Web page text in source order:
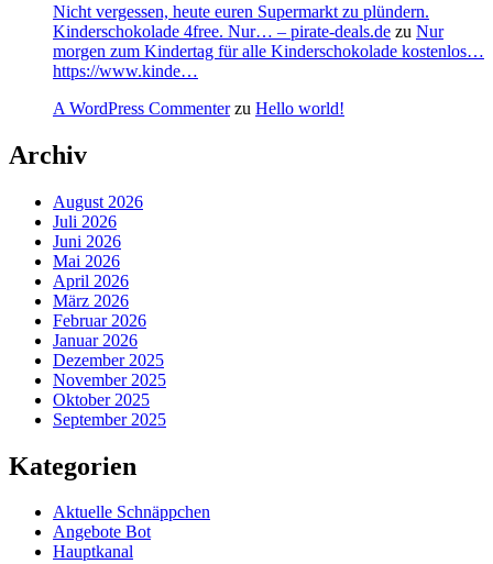
Nicht vergessen, heute euren Supermarkt zu plündern.
Kinderschokolade 4free. Nur… – pirate-deals.de zu Nur
morgen zum Kindertag für alle Kinderschokolade kostenlos…
https://www.kinde…
A WordPress Commenterzu Hello world!
Archiv
August 2026
Juli 2026
Juni 2026
Mai 2026
April 2026
März 2026
Februar 2026
Januar 2026
Dezember 2025
November 2025
Oktober 2025
September 2025
Kategorien
Aktuelle Schnäppchen
Angebote Bot
Hauptkanal